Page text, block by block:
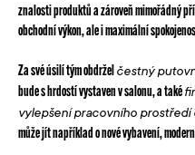
znalosti produktů a zároveň mimořádný
obchodní výkon, ale i maximální
Za své úsilí tým obdržel čestný
bude s hrdostí vystaven v salonu, a také
vylepšení pracovního
může jít například o nové vybavení,